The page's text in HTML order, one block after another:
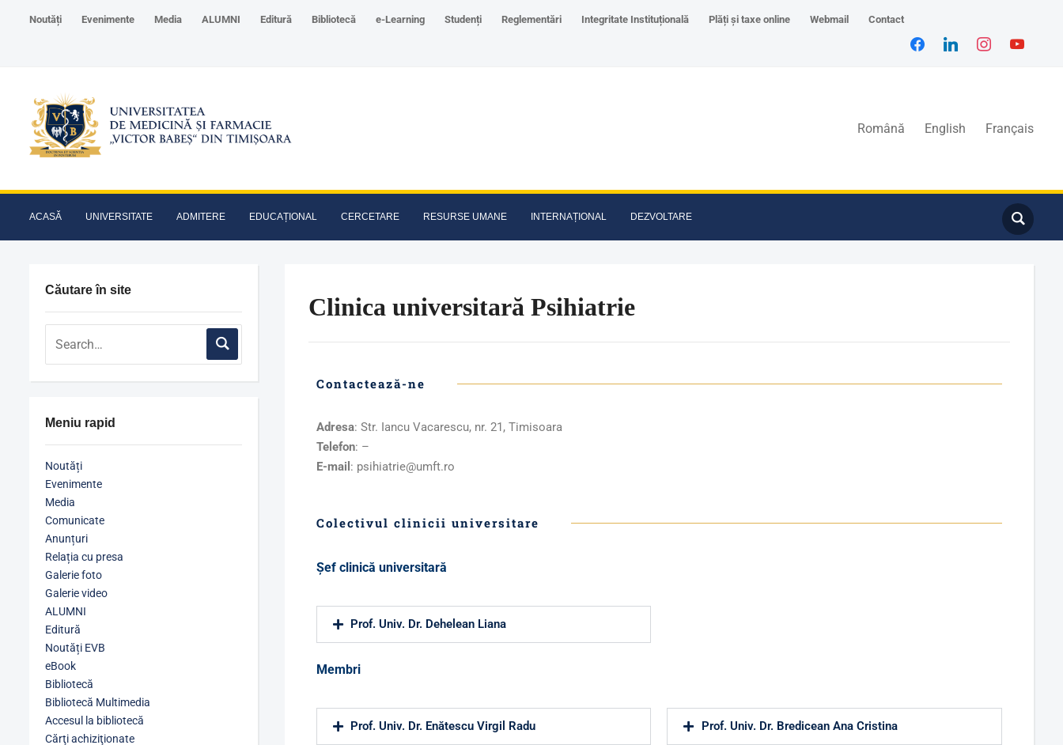
Noutăți Evenimente Media ALUMNI Editură Bibliotecă e-Learning Studenți Reglementări Integritate Instituțională Plăți și taxe online Webmail Contact
Română English Français
ACASĂ UNIVERSITATE ADMITERE EDUCAȚIONAL CERCETARE RESURSE UMANE INTERNAȚIONAL DEZVOLTARE
Căutare în site
Meniu rapid
Noutăți
Evenimente
Media
Comunicate
Anunțuri
Relația cu presa
Galerie foto
Galerie video
ALUMNI
Editură
Noutăți EVB
eBook
Bibliotecă
Bibliotecă Multimedia
Accesul la bibliotecă
Cărţi achiziţionate
Clinica universitară Psihiatrie
Contactează-ne
Adresa: Str. Iancu Vacarescu, nr. 21, Timisoara
Telefon: –
E-mail : psihiatrie@umft.ro
Colectivul clinicii universitare
Şef clinică universitară
Prof. Univ. Dr. Dehelean Liana
Membri
Prof. Univ. Dr. Enătescu Virgil Radu Prof. Univ. Dr. Bredicean Ana Cristina